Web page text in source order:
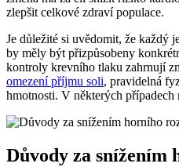
zlepšit celkové zdraví populace.
Je důležité si uvědomit, že každý
by měly být přizpůsobeny
kontroly krevního tlaku zahrnují
omezení příjmu soli, pravidelná
hmotnosti. V některých
Důvody za snížením